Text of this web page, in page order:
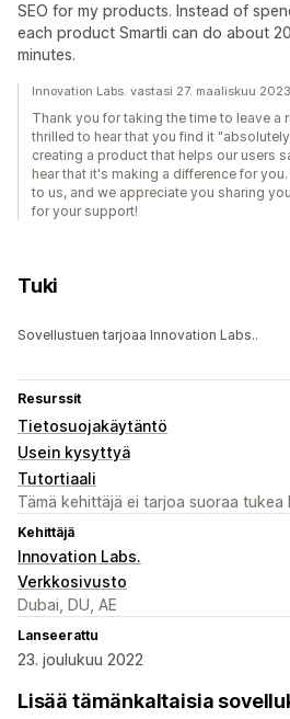
SEO for my products. Instead of
each product Smartli can do about
minutes.
Innovation Labs. vastasi 27. maaliskuu 2023
Thank you for taking the time to leave a
thrilled to hear that you find it
creating a product that helps our users
hear that it's making a difference for
to us, and we appreciate you sharing
for your support!
Tuki
Sovellustuen tarjoaa Innovation Labs..
Resurssit
Tietosuojakäytäntö
Usein kysyttyä
Tutortiaali
Tämä kehittäjä ei tarjoa suoraa tukea
Kehittäjä
Innovation Labs.
Verkkosivusto
Dubai, DU, AE
Lanseerattu
23. joulukuu 2022
Lisää tämänkaltaisia